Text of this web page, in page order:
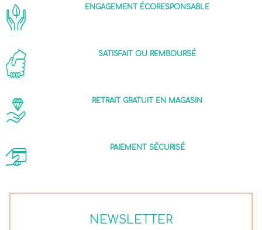
NEWSLETTER
ENGAGEMENT ÉCORESPONSABLE
SATISFAIT OU REMBOURSÉ
RETRAIT GRATUIT EN MAGASIN
PAIEMENT SÉCURISÉ